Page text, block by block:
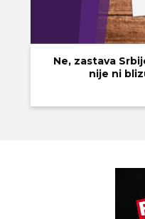
Ne, zastava
nije ni